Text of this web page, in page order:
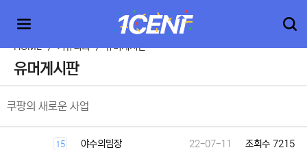
HOME > 커뮤니티 > 유머게시판
유머게시판
쿠팡의 새로운 사업
15 야수의밈장 22-07-11 조회수 7215